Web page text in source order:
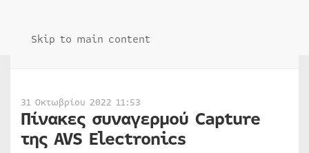
Skip to main content
31 Οκτωβρίου 2022 11:53
Πίνακες συναγερμού Capture
της AVS Electronics